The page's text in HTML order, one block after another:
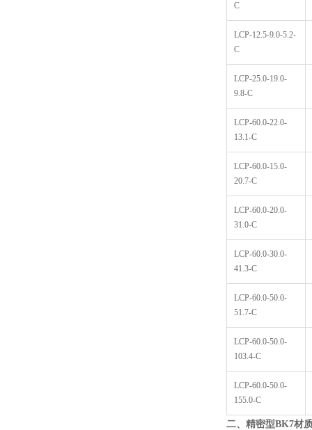
C
LCP-12.5-9.0-5.2-
C
LCP-25.0-19.0-
9.8-C
LCP-60.0-22.0-
13.1-C
LCP-60.0-15.0-
20.7-C
LCP-60.0-20.0-
31.0-C
LCP-60.0-30.0-
41.3-C
LCP-60.0-50.0-
51.7-C
LCP-60.0-50.0-
103.4-C
LCP-60.0-50.0-
155.0-C
二、精密型BK7材